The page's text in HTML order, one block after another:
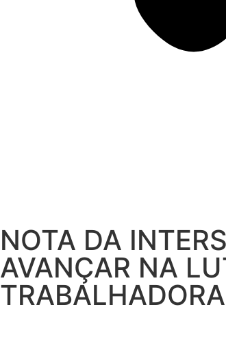
NOTA DA
AVANÇAR NA
TRABALHADORA